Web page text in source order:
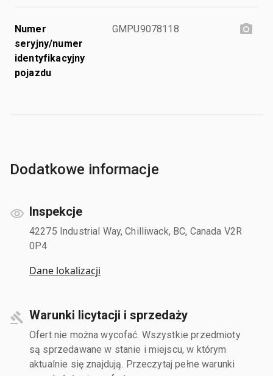
Numer
seryjny/numer
identyfikacyjny
pojazdu
GMPU9078118
Dodatkowe informacje
Inspekcje
42275 Industrial Way, Chilliwack, BC, Canada V2R
0P4
Dane lokalizacji
Warunki licytacji i sprzedaży
Ofert nie można wycofać. Wszystkie przedmioty
są sprzedawane w stanie i miejscu, w którym
aktualnie się znajdują. Przeczytaj pełne warunki